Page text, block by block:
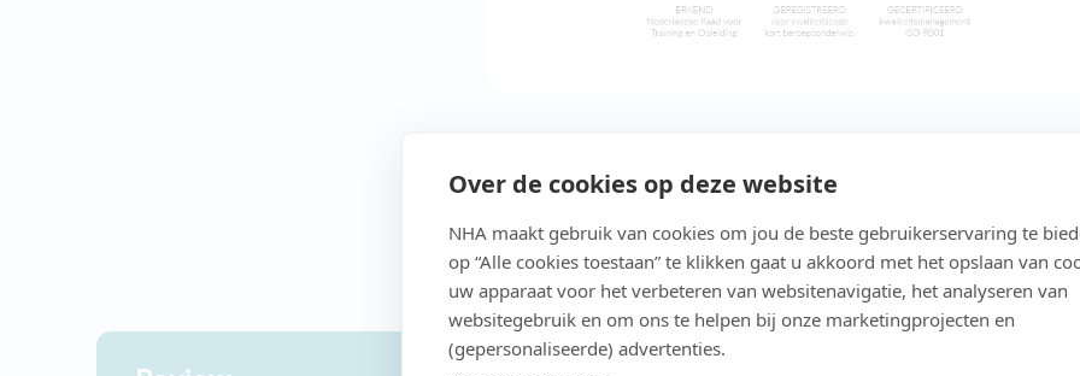
Over de cookies op deze website
NHA maakt gebruik van cookies om jou de beste gebruikerservaring te
op “Alle cookies toestaan” te klikken gaat u akkoord met het opslaan van
uw apparaat voor het verbeteren van websitenavigatie, het analyseren van
websitegebruik en om ons te helpen bij onze marketingprojecten en
(gepersonaliseerde) advertenties.